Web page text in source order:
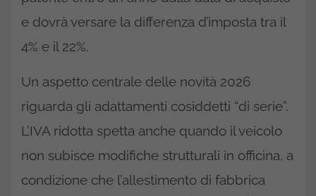
e dovrà versare la differenza d’imposta tra il
4% e il 22%.
Un aspetto centrale delle novità 2026
riguarda gli adattamenti cosiddetti “di serie”.
L’IVA ridotta spetta anche quando il veicolo
non subisce modifiche strutturali in officina, a
condizione che l’allestimento di fabbrica